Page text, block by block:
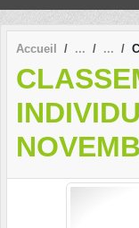
Accueil